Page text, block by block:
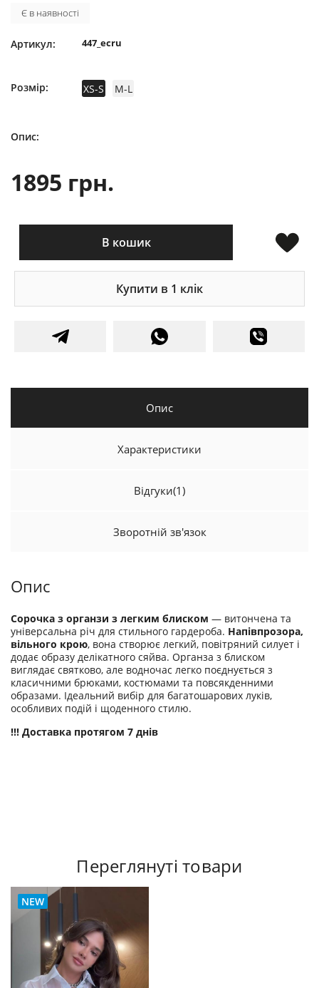
Є в наявності
Артикул: 447_ecru
Розмір: XS-S M-L
Опис:
1895 грн.
В кошик
Купити в 1 клік
Опис
Характеристики
Відгуки(1)
Зворотній зв'язок
Опис
Сорочка з органзи з легким блиском — витончена та
універсальна річ для стильного гардероба. Напівпрозора,
вільного крою, вона створює легкий, повітряний силует і
додає образу делікатного сяйва. Органза з блиском
виглядає святково, але водночас легко поєднується з
класичними брюками, костюмами та повсякденними
образами. Ідеальний вибір для багатошарових луків,
особливих подій і щоденного стилю.
!!! Доставка протягом 7 днів
Переглянуті товари
NEW